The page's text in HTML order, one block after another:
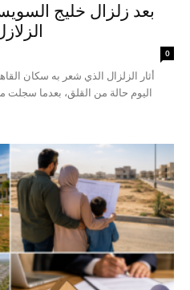
بعد زلزال خليج
0
أثار الزلزال الذي شعر به سكان
اليوم حالة من القلق، بعدما سجلت